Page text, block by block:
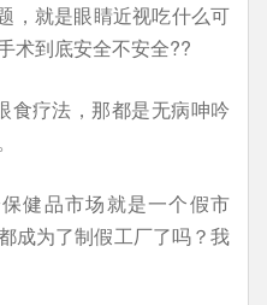
，就是眼睛近视吃什么可
术到底安全不安全??
食疗法，那都是无病呻吟
健品市场就是一个假市
成为了制假工厂了吗？我